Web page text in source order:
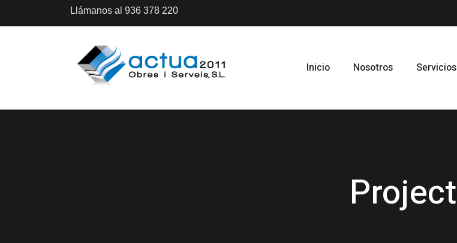
Llámanos al 936 378 220
Inicio Nosotros Servicios
Project